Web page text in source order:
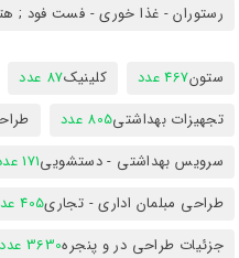
رستوران - غذا خوری - فست فود ;
ستون467 عدد کلینیک87 عدد
تجهیزات بهداشتی805 عدد
سرویس بهداشتی - دستشویی171 عدد
طراحی مبلمان اداری - تجاری405 عدد
جزئیات طراحی در و پنجره3630 عدد